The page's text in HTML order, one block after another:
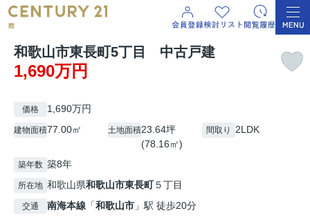
和歌山市東長町5丁目 中古戸建
1,690万円
価格 1,690万円
建物面積77.00㎡ 土地面積23.64坪
(78.16㎡)
間取り 2LDK
築年数 築8年
所在地 和歌山県和歌山市東長町５丁目
交通 南海本線 「和歌山市 」駅 徒歩20分